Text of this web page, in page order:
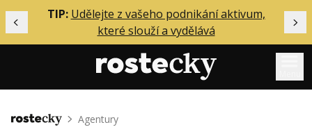
Předchozí
TIP: Udělejte z vašeho podnikání aktivum,
které slouží a vydělává
Mentoring
Domů Agentury